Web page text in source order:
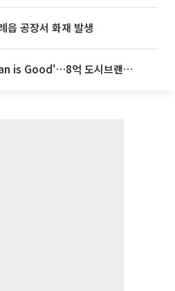
읍 공장서 화재 발생
억 도시브랜드, 용산 대통령실 CI 업체가 수행